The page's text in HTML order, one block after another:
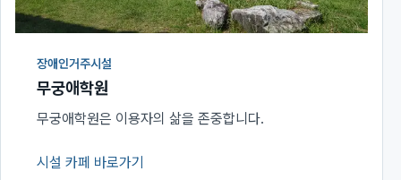
장애인거주시설
무궁애학원
무궁애학원은 이용자의 삶을 존중합니다.
시설 카페 바로가기
(새 창에서 열림)